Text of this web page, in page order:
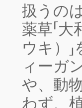
扱うの
薬草「
ウキ）
ィーガ
や、動
わず、